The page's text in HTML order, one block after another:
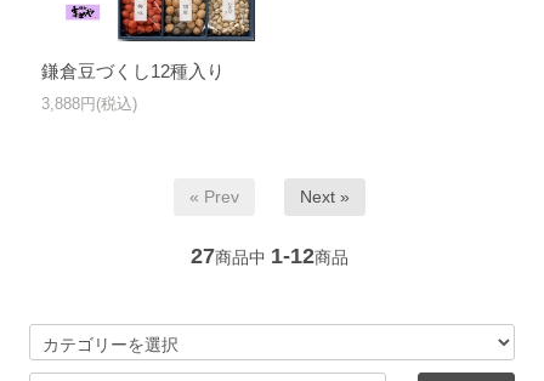
鎌倉豆づくし12種入り
3,888円(税込)
« Prev Next »
27商品中 1-12商品